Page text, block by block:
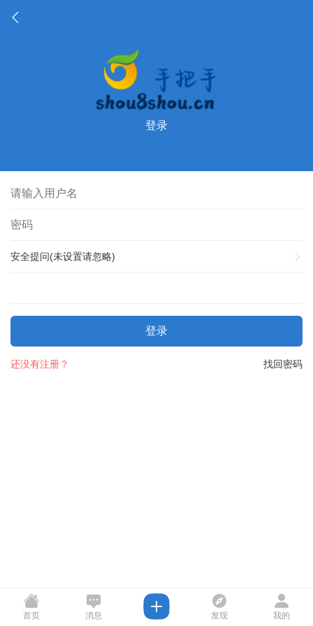
登录
安全提问(未设置请忽略)
登录
找回密码
还没有注册？
首页 消息 发现 我的